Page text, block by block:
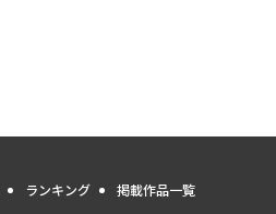
ランキング 掲載作品一覧